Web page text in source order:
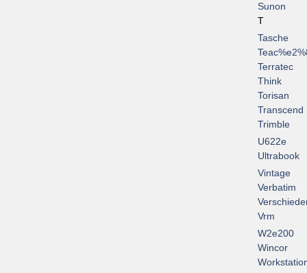
Sunon
T
Tasche
Terratec
Think
Torisan
Transcend
Trimble
U622e
Ultrabook
Vintage
Verbatim
Vrm
W2e200
Wincor